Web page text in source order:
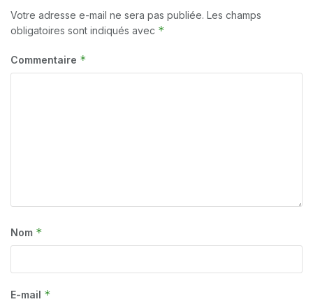
Votre adresse e-mail ne sera pas publiée. Les champs
obligatoires sont indiqués avec *
Commentaire *
Nom *
E-mail *